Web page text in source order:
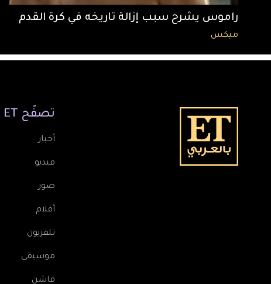
راموس يشرح سبب إزالة تاريخه في كرة القدم
ميكس
تصفّح ET
أخبار
فيديو
صور
أفلام
تلفزيون
موسيقى
فاشن